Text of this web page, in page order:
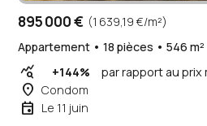
895 000 € (1 639,19 €/m²)
Appartement • 18 pièces • 546 m²
query_stats +144% par rapport au prix
place Condom
event Le 11 juin